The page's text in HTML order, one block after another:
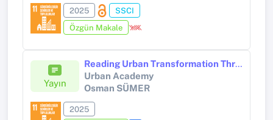
2025
SSCI
Özgün Makale
Yayın
Reading Urban Transformation Through Cinema
Urban Academy
Osman SÜMER
2025